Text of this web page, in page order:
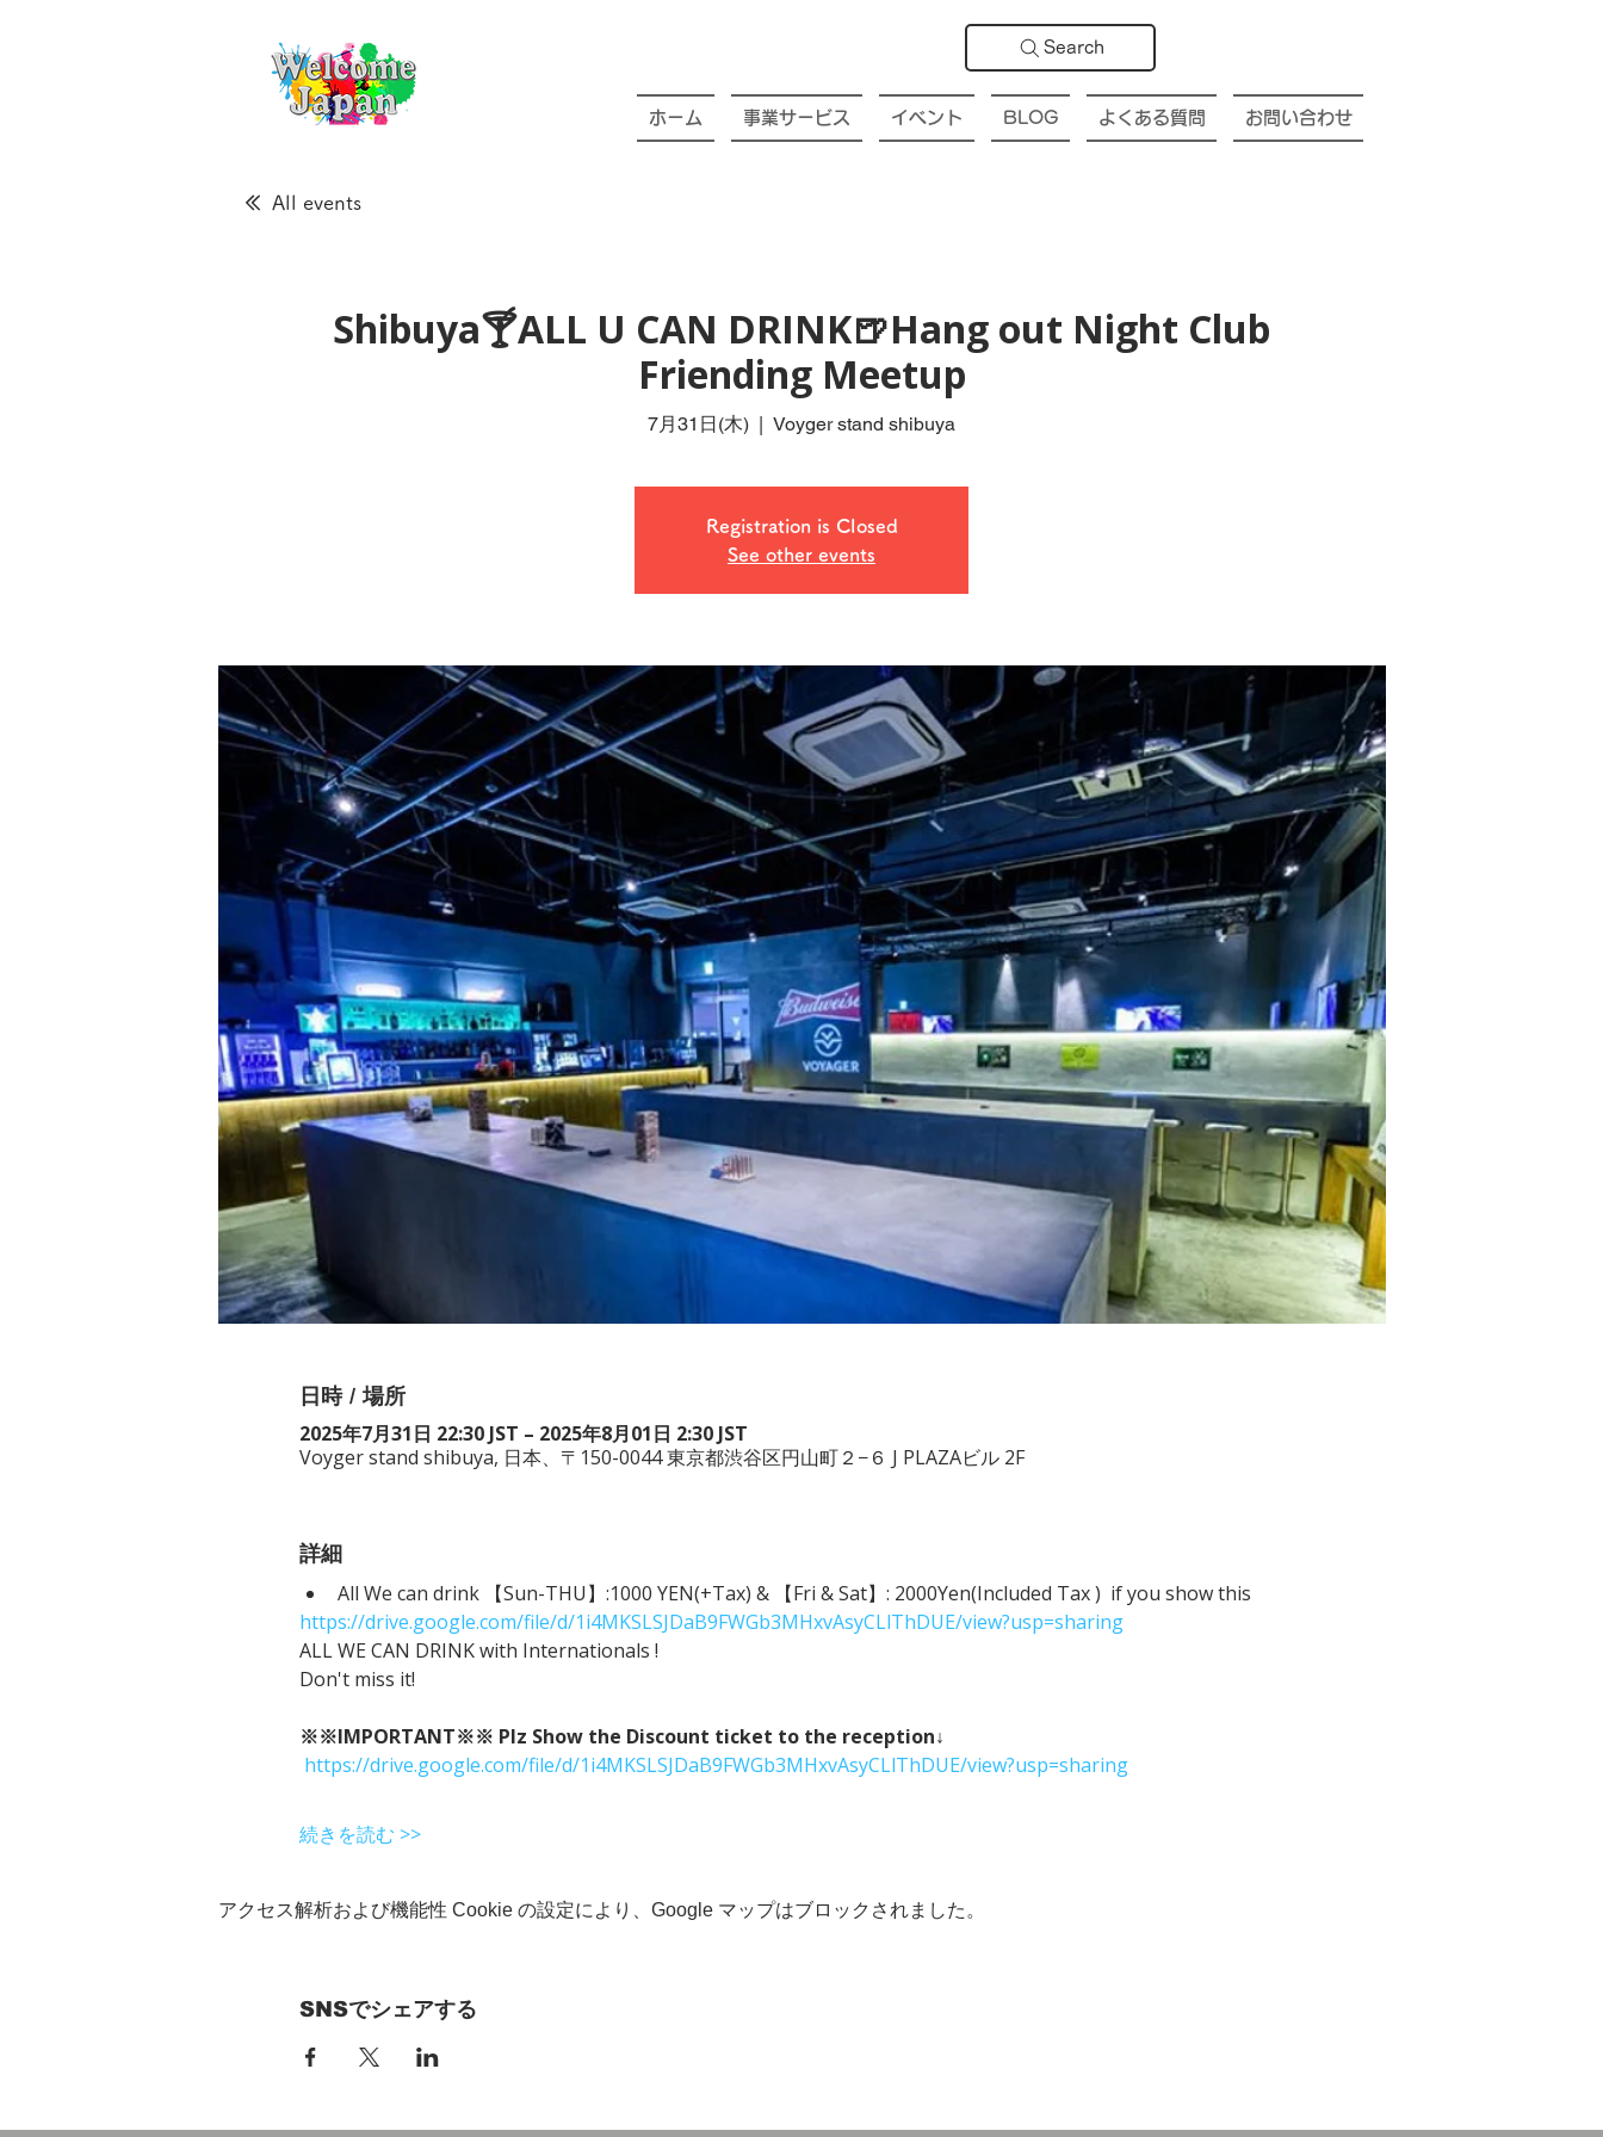
Search
ホーム 事業サービス イベント BLOG よくある質問 お問い合わせ
All events
Shibuya🍸ALL U CAN DRINK🍺Hang out Night Club
Friending Meetup
7月31日(木)
  |
Voyger stand shibuya
Registration is Closed
See other events
日時 / 場所
2025年7月31日 22:30 JST – 2025年8月01日 2:30 JST
Voyger stand shibuya, 日本、〒150-0044 東京都渋谷区円山町２−６ J PLAZAビル 2F
詳細
All We can drink 【Sun-THU】:1000 YEN(+Tax) & 【Fri & Sat】: 2000Yen(Included Tax )  if you show this
https://drive.google.com/file/d/1i4MKSLSJDaB9FWGb3MHxvAsyCLlThDUE/view?usp=sharing
ALL WE CAN DRINK with Internationals !
Don't miss it!
※※IMPORTANT※※ Plz Show the Discount ticket to the reception↓
https://drive.google.com/file/d/1i4MKSLSJDaB9FWGb3MHxvAsyCLlThDUE/view?usp=sharing
続きを読む >>
アクセス解析および機能性 Cookie の設定により、Google マップはブロックされました。
SNSでシェアする